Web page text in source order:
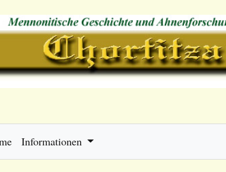
Informationen